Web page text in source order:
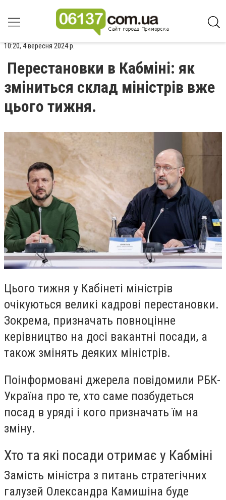
10:20, 4 вересня 2024 р.
Перестановки в Кабміні: як
зміниться склад міністрів вже
цього тижня.
Цього тижня у Кабінеті міністрів
очікуються великі кадрові перестановки.
Зокрема, призначать повноцінне
керівництво на досі вакантні посади, а
також змінять деяких міністрів.
Поінформовані джерела повідомили РБК-
Україна про те, хто саме позбудеться
посад в уряді і кого призначать їм на
зміну.
Хто та які посади отримає у Кабміні
Замість міністра з питань стратегічних
галузей Олександра Камишіна буде